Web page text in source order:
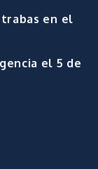
en el
el 5 de